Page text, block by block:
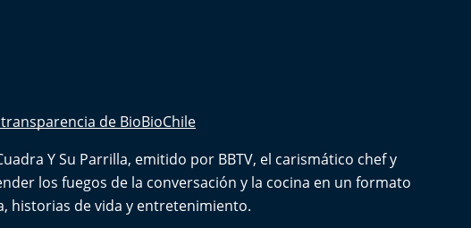
de BioBioChile
Y Su Parrilla, emitido por BBTV, el carismático chef y
los fuegos de la conversación y la cocina en un formato
historias de vida y entretenimiento.